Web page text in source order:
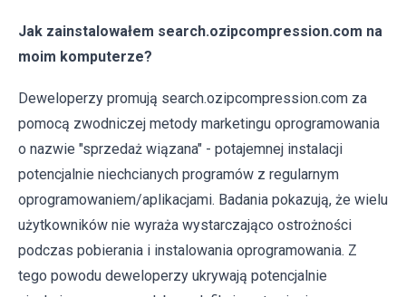
Jak zainstalowałem search.ozipcompression.com na
moim komputerze?
Deweloperzy promują search.ozipcompression.com za
pomocą zwodniczej metody marketingu oprogramowania
o nazwie "sprzedaż wiązana" - potajemnej instalacji
potencjalnie niechcianych programów z regularnym
oprogramowaniem/aplikacjami. Badania pokazują, że wielu
użytkowników nie wyraża wystarczająco ostrożności
podczas pobierania i instalowania oprogramowania. Z
tego powodu deweloperzy ukrywają potencjalnie